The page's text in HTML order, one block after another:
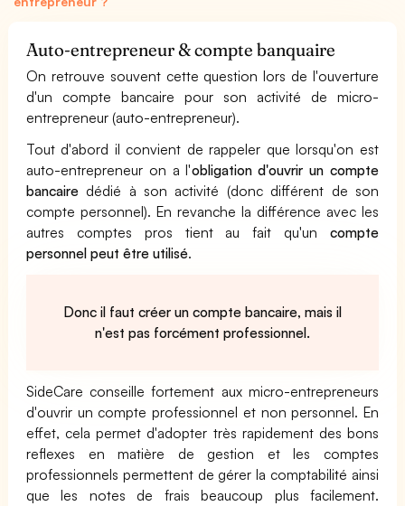
Auto-entrepreneur & compte banquaire
On retrouve souvent cette question lors de l'ouverture
d'un compte bancaire pour son activité de micro-
entrepreneur (auto-entrepreneur).
Tout d'abord il convient de rappeler que lorsqu'on est
auto-entrepreneur on a l'obligation d'ouvrir un compte
bancaire dédié à son activité (donc différent de son
compte personnel). En revanche la différence avec les
autres comptes pros tient au fait qu'un compte
personnel peut être utilisé.
Donc il faut créer un compte bancaire, mais il
n'est pas forcément professionnel.
SideCare conseille fortement aux micro-entrepreneurs
d'ouvrir un compte professionnel et non personnel. En
effet, cela permet d'adopter très rapidement des bons
reflexes en matière de gestion et les comptes
professionnels permettent de gérer la comptabilité ainsi
que les notes de frais beaucoup plus facilement.